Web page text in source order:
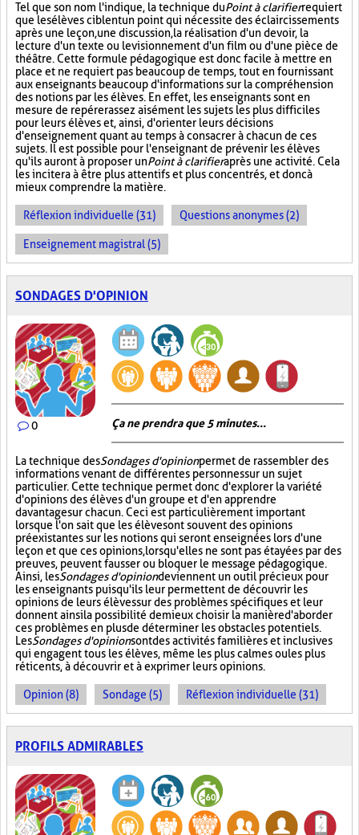
Tel que son nom l'indique, la technique duPoint à clarifierrequiert
que les élèves ciblent un point qui nécessite des éclaircissements
après une leçon, une discussion, la réalisation d'un devoir, la
lecture d'un texte ou le visionnement d'un film ou d'une pièce de
théâtre. Cette formule pédagogique est donc facile à mettre en
place et ne requiert pas beaucoup de temps, tout en fournissant
aux enseignants beaucoup d'informations sur la compréhension
des notions par les élèves. En effet, les enseignants sont en
mesure de repérer assez aisément les sujets les plus difficiles
pour leurs élèves et, ainsi, d'orienter leurs décisions
d'enseignement quant au temps à consacrer à chacun de ces
sujets. Il est possible pour l'enseignant de prévenir les élèves
qu'ils auront à proposer unPoint à clarifieraprès une activité. Cela
les incitera à être plus attentifs et plus concentrés, et donc à
mieux comprendre la matière.
Réflexion individuelle (31) Questions anonymes (2)
Enseignement magistral (5)
SONDAGES D'OPINION
0 Ça ne prendra que 5 minutes...
La technique desSondages d'opinionpermet de rassembler des
informations venant de différentes personnes sur un sujet
particulier. Cette technique permet donc d'explorer la variété
d'opinions des élèves d'un groupe et d'en apprendre
davantage sur chacun. Ceci est particulièrement important
lorsque l'on sait que les élèves ont souvent des opinions
préexistantes sur les notions qui seront enseignées lors d'une
leçon et que ces opinions, lorsqu'elles ne sont pas étayées par des
preuves, peuvent fausser ou bloquer le message pédagogique.
Ainsi, lesSondages d'opiniondeviennent un outil précieux pour
les enseignants puisqu'ils leur permettent de découvrir les
opinions de leurs élèves sur des problèmes spécifiques et leur
donnent ainsi la possibilité de mieux choisir la manière d'aborder
ces problèmes en plus de déterminer les obstacles potentiels.
LesSondages d'opinionsont des activités familières et inclusives
qui engagent tous les élèves, même les plus calmes ou les plus
réticents, à découvrir et à exprimer leurs opinions.
Opinion (8) Sondage (5) Réflexion individuelle (31)
PROFILS ADMIRABLES